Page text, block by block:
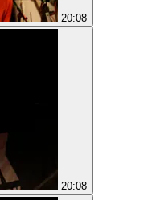
20:08
20:08